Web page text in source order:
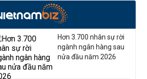
Hơn 3.700 nhân sự rời
ngành ngân hàng sau
nửa đầu năm 2026